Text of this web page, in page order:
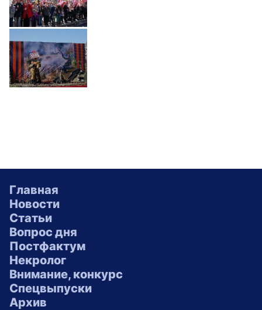
Главная
Новости
Статьи
Вопрос дня
Постфактум
Некролог
Внимание, конкурс
Спецвыпуски
Архив